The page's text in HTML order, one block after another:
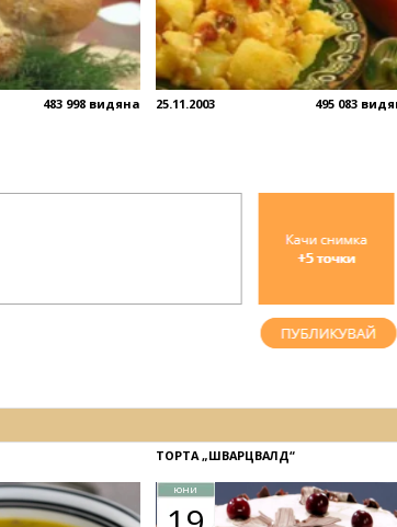
483 998 видяна 25.11.2003 495 083
ТОРТА „ШВАРЦВАЛД“
юни